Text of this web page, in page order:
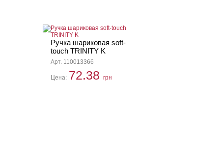
Ручка шариковая soft-
touch TRINITY K
Арт. 110013366
Цена: 72.38 грн